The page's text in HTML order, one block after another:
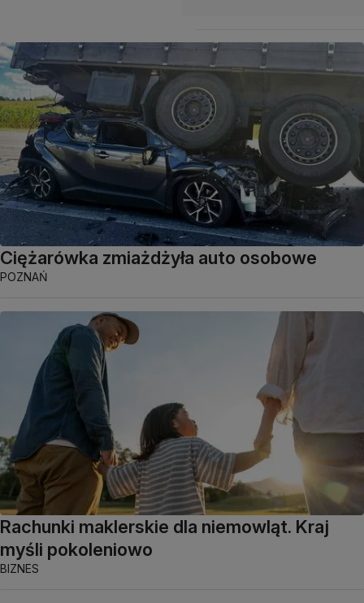
Ciężarówka zmiażdżyła auto osobowe
POZNAŃ
Rachunki maklerskie dla niemowląt. Kraj
myśli pokoleniowo
BIZNES